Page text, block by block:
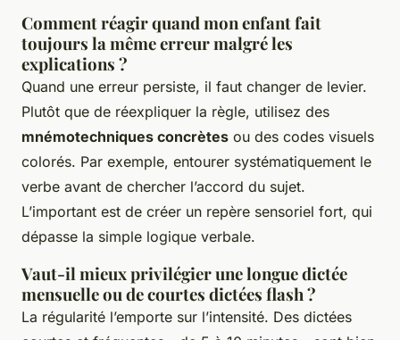
Comment réagir quand mon enfant fait
toujours la même erreur malgré les
explications ?
Quand une erreur persiste, il faut changer de levier.
Plutôt que de réexpliquer la règle, utilisez des
mnémotechniques concrètes ou des codes visuels
colorés. Par exemple, entourer systématiquement le
verbe avant de chercher l’accord du sujet.
L’important est de créer un repère sensoriel fort, qui
dépasse la simple logique verbale.
Vaut-il mieux privilégier une longue dictée
mensuelle ou de courtes dictées flash ?
La régularité l’emporte sur l’intensité. Des dictées